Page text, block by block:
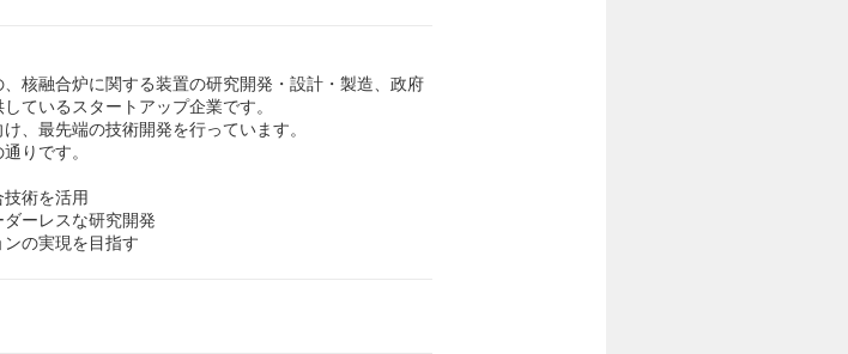
核融合炉に関する装置の研究開発・設計・製造、政府
ているスタートアップ企業です。
、最先端の技術開発を行っています。
りです。
技術を活用
ダーレスな研究開発
ンの実現を目指す